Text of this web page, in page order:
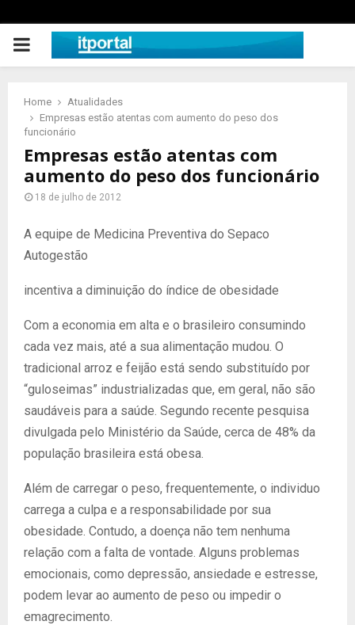
PRIMARY
Home
Atualidades
Empresas estão atentas com aumento do peso dos
funcionário
Empresas estão atentas com
aumento do peso dos funcionário
18 de julho de 2012
A equipe de Medicina Preventiva do Sepaco
Autogestão
incentiva a diminuição do índice de obesidade
Com a economia em alta e o brasileiro consumindo
cada vez mais, até a sua alimentação mudou. O
tradicional arroz e feijão está sendo substituído por
“guloseimas” industrializadas que, em geral, não são
saudáveis para a saúde. Segundo recente pesquisa
divulgada pelo Ministério da Saúde, cerca de 48% da
população brasileira está obesa.
Além de carregar o peso, frequentemente, o individuo
carrega a culpa e a responsabilidade por sua
obesidade. Contudo, a doença não tem nenhuma
relação com a falta de vontade. Alguns problemas
emocionais, como depressão, ansiedade e estresse,
podem levar ao aumento de peso ou impedir o
emagrecimento.